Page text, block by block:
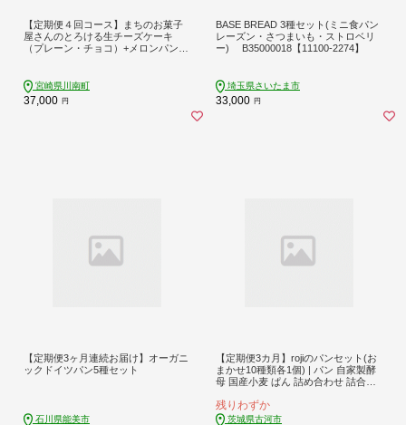
【定期便４回コース】まちのお菓子
屋さんのとろける生チーズケーキ
（プレーン・チョコ）+メロンパン
宮崎県川南町
37,000 円
BASE BREAD 3種セット(ミニ食パン
レーズン・さつまいも・ストロベリ
ー) B35000018【11100-2274】
埼玉県さいたま市
33,000 円
【定期便3ヶ月連続お届け】オーガニ
ックドイツパン5種セット
石川県能美市
【定期便3カ月】rojiのパンセット(お
まかせ10種類各1個) | パン 自家製酵
母 国産小麦 ぱん 詰め合わせ 詰合せ
しい もっちり ギフト 贈答 プレゼン
ト ご褒美 茨城県 古河市 _EV02
残りわずか
茨城県古河市